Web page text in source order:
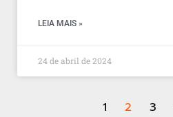
LEIA MAIS »
24 de abril de 2024
1 2 3